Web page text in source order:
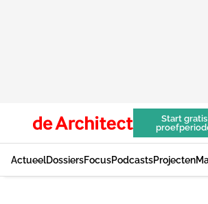
Start gratis
ActueelDossiersFocusPodcastsProjecten